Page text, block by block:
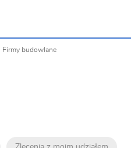
Firmy budowlane